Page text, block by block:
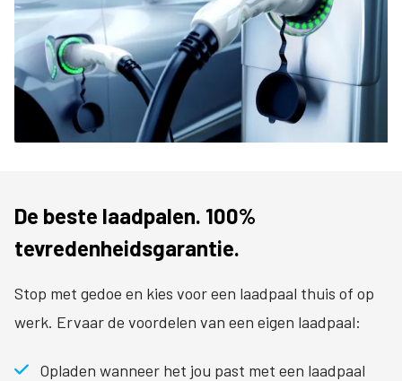
De beste laadpalen. 100%
tevredenheidsgarantie.
Stop met gedoe en kies voor een laadpaal thuis of op
werk. Ervaar de voordelen van een eigen laadpaal:
Opladen wanneer het jou past met een laadpaal